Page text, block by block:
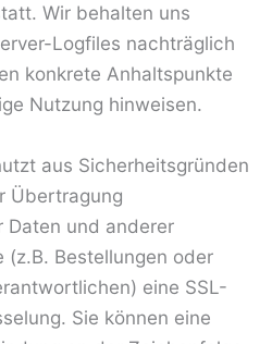
Wir behalten uns
Logfiles nachträglich
konkrete Anhaltspunkte
Nutzung hinweisen.
aus Sicherheitsgründen
Übertragung
Daten und anderer
(z.B. Bestellungen oder
eine SSL-
Sie können eine